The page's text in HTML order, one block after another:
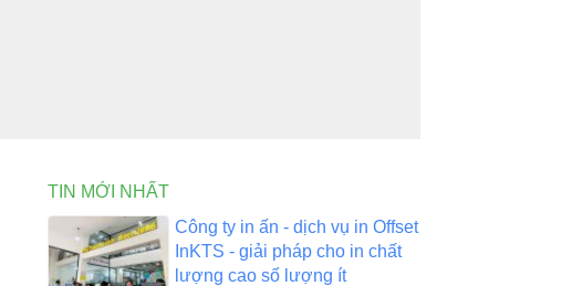
TIN MỚI NHẤT
Công ty in ấn - dịch vụ in Offset
InKTS - giải pháp cho in chất
lượng cao số lượng ít